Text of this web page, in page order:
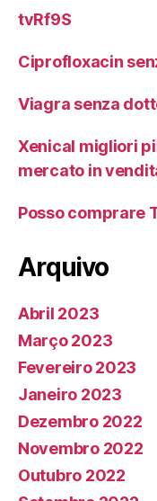
tvRf9S
Ciprofloxacin
Viagra senza
Xenical migliori
mercato in
Posso comprare
Arquivo
Abril 2023
Março 2023
Fevereiro 2023
Janeiro 2023
Dezembro 2022
Novembro 2022
Outubro 2022